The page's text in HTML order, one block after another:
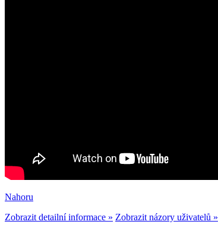
Nahoru
Zobrazit detailní informace » Zobrazit názory uživatelů »